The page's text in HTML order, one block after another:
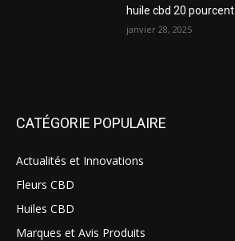
huile cbd 20 pourcent
janvier 28, 2025
CATÉGORIE POPULAIRE
Actualités et Innovations
Fleurs CBD
Huiles CBD
Marques et Avis Produits